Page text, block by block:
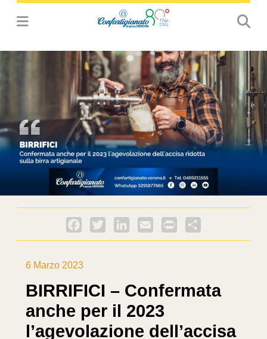
Facebook
Twitter LinkedInEmail PrintFriendly
6 Marzo 2023
BIRRIFICI – Confermata
anche per il 2023
l’agevolazione dell’accisa